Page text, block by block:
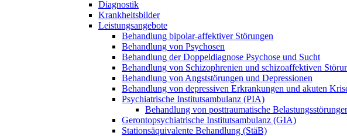
Diagnostik
Krankheitsbilder
Leistungsangebote
Behandlung bipolar-affektiver Störungen
Behandlung von Psychosen
Behandlung der Doppeldiagnose Psychose und Sucht
Behandlung von Schizophrenien und schizoaffektiven
Behandlung von Angststörungen und Depressionen
Behandlung von depressiven Erkrankungen und akuten
Psychiatrische Institutsambulanz (PIA)
Behandlung von posttraumatische
Gerontopsychiatrische Institutsambulanz (GIA)
Stationsäquivalente Behandlung (StäB)